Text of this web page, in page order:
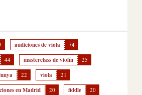
audiciones de viola 74
44 masterclass de violín 25
22 viola 21
en Madrid 20 fiddle 20